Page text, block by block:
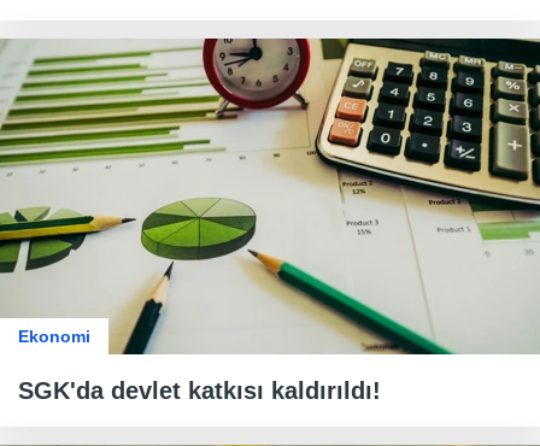
Ekonomi
SGK'da devlet katkısı kaldırıldı!